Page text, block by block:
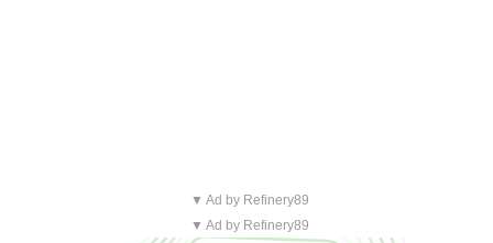
▼ Ad by Refinery89
▼ Ad by Refinery89